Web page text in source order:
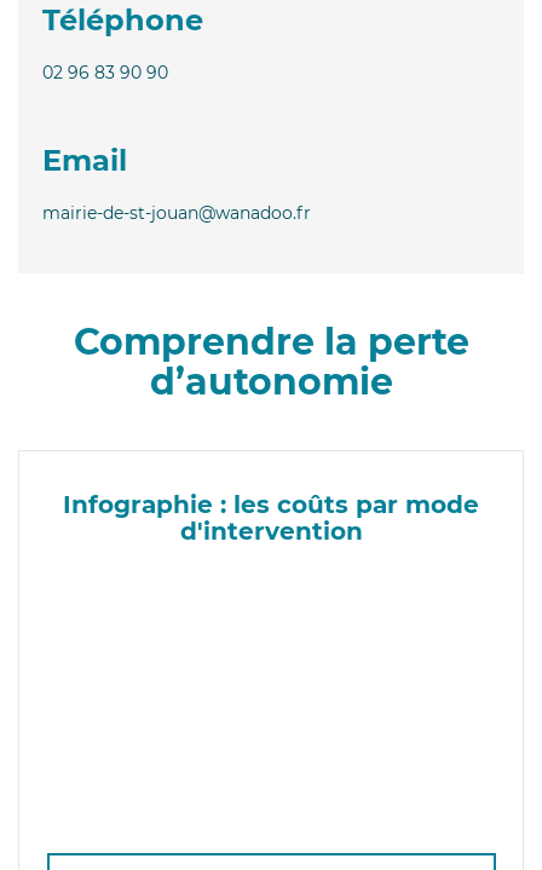
Téléphone
02 96 83 90 90
Email
mairie-de-st-jouan@wanadoo.fr
Comprendre la perte
d’autonomie
Infographie : les coûts par mode
d'intervention